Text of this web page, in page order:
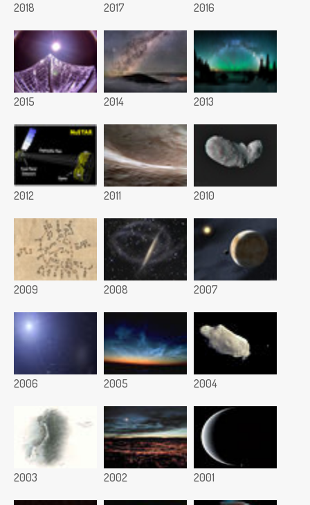
2018 2017 2016
2015 2014 2013
2012 2011 2010
2009 2008 2007
2006 2005 2004
2003 2002 2001